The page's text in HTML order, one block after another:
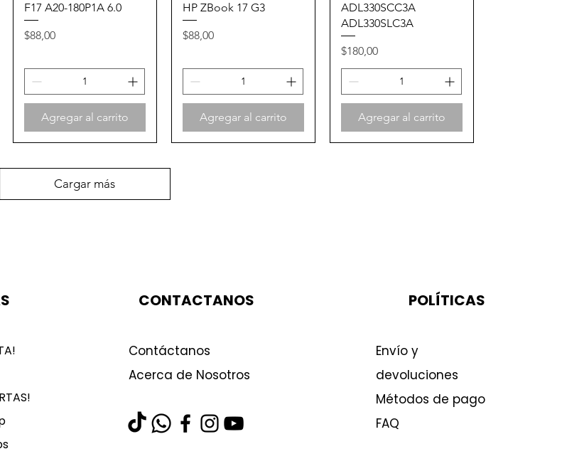
F17 A20-180P1A 6.0
Precio
$88,00
Agregar al carrito
HP ZBook 17 G3
Precio
$88,00
Agregar al carrito
ADL330SCC3A
ADL330SLC3A
Precio
$180,00
Agregar al carrito
Cargar más
CONTACTANOS
Contáctanos
Acerca de Nosotros
POLÍTICAS
Envío y
devoluciones
Métodos de pago
FAQ